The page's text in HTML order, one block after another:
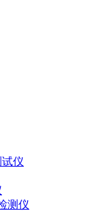
仪
测仪